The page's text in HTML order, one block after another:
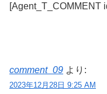
[Agent_T_COMMENT
comment_09 より:
2023年12月28日 9:25 AM